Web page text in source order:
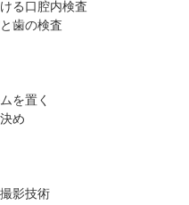
る口腔内検査
歯の検査
を置く
め
影技術